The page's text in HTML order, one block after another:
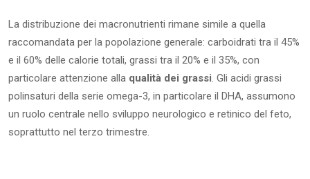
La distribuzione dei macronutrienti rimane simile a quella
raccomandata per la popolazione generale: carboidrati tra il 45%
e il 60% delle calorie totali, grassi tra il 20% e il 35%, con
particolare attenzione alla qualità dei grassi . Gli acidi grassi
polinsaturi della serie omega-3, in particolare il DHA, assumono
un ruolo centrale nello sviluppo neurologico e retinico del feto,
soprattutto nel terzo trimestre.